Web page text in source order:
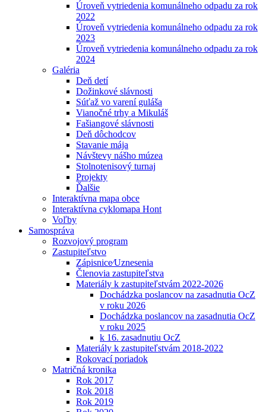
Úroveň vytriedenia komunálneho odpadu za rok
2022
Úroveň vytriedenia komunálneho odpadu za rok
2023
Úroveň vytriedenia komunálneho odpadu za rok
2024
Galéria
Deň detí
Dožinkové slávnosti
Súťaž vo varení guláša
Vianočné trhy a Mikuláš
Fašiangové slávnosti
Deň dôchodcov
Stavanie mája
Návštevy nášho múzea
Stolnotenisový turnaj
Projekty
Ďalšie
Interaktívna mapa obce
Interaktívna cyklomapa Hont
Voľby
Samospráva
Rozvojový program
Zastupiteľstvo
Zápisnice⁄Uznesenia
Členovia zastupiteľstva
Materiály k zastupiteľstvám 2022-2026
Dochádzka poslancov na zasadnutia OcZ
v roku 2026
Dochádzka poslancov na zasadnutia OcZ
v roku 2025
k 16. zasadnutiu OcZ
Materiály k zastupiteľstvám 2018-2022
Rokovací poriadok
Matričná kronika
Rok 2017
Rok 2018
Rok 2019